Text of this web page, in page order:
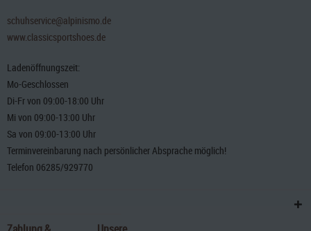
schuhservice@alpinismo.de
www.classicsportshoes.de
Ladenöffnungszeit:
Mo-Geschlossen
Di-Fr von 09:00-18:00 Uhr
Mi von 09:00-13:00 Uhr
Sa von 09:00-13:00 Uhr
Terminvereinbarung nach persönlicher Absprache möglich!
Telefon 06285/929770